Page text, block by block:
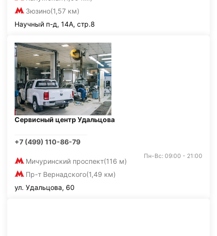
Зюзино(1,57 км)
Научный п-д, 14А, стр.8
Сервисный центр Удальцова
+7 (499) 110-86-79
Мичуринский проспект(116 м)
Пр-т Вернадского(1,49 км)
Пн-Вс: 09:00 - 21:00
ул. Удальцова, 60